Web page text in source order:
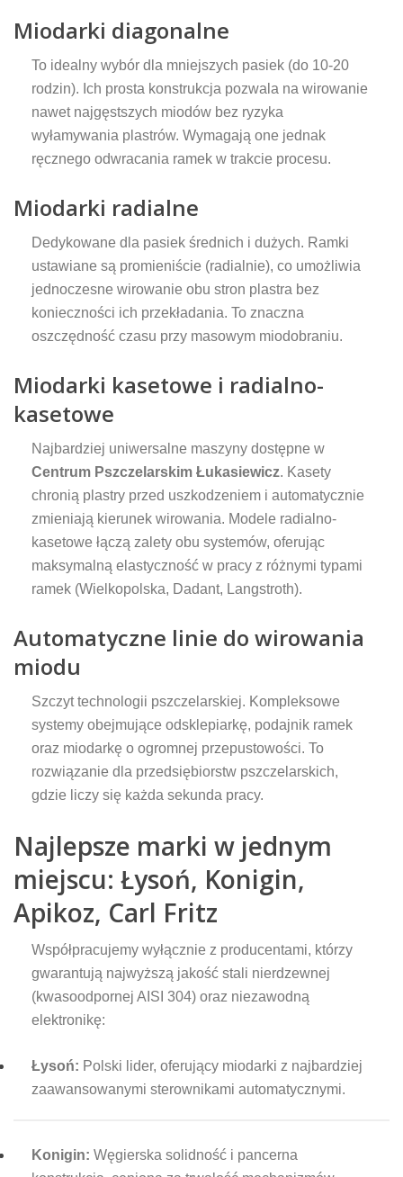
Miodarki diagonalne
To idealny wybór dla mniejszych pasiek (do 10-20
rodzin). Ich prosta konstrukcja pozwala na wirowanie
nawet najgęstszych miodów bez ryzyka
wyłamywania plastrów. Wymagają one jednak
ręcznego odwracania ramek w trakcie procesu.
Miodarki radialne
Dedykowane dla pasiek średnich i dużych. Ramki
ustawiane są promieniście (radialnie), co umożliwia
jednoczesne wirowanie obu stron plastra bez
konieczności ich przekładania. To znaczna
oszczędność czasu przy masowym miodobraniu.
Miodarki kasetowe i radialno-
kasetowe
Najbardziej uniwersalne maszyny dostępne w
Centrum Pszczelarskim Łukasiewicz. Kasety
chronią plastry przed uszkodzeniem i automatycznie
zmieniają kierunek wirowania. Modele radialno-
kasetowe łączą zalety obu systemów, oferując
maksymalną elastyczność w pracy z różnymi typami
ramek (Wielkopolska, Dadant, Langstroth).
Automatyczne linie do wirowania
miodu
Szczyt technologii pszczelarskiej. Kompleksowe
systemy obejmujące odsklepiarkę, podajnik ramek
oraz miodarkę o ogromnej przepustowości. To
rozwiązanie dla przedsiębiorstw pszczelarskich,
gdzie liczy się każda sekunda pracy.
Najlepsze marki w jednym
miejscu: Łysoń, Konigin,
Apikoz, Carl Fritz
Współpracujemy wyłącznie z producentami, którzy
gwarantują najwyższą jakość stali nierdzewnej
(kwasoodpornej AISI 304) oraz niezawodną
elektronikę:
Łysoń: Polski lider, oferujący miodarki z najbardziej
zaawansowanymi sterownikami automatycznymi.
Konigin: Węgierska solidność i pancerna